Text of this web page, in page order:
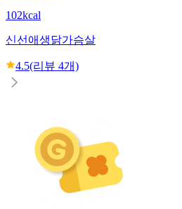
102kcal
신선애생닭가슴살
4.5(리뷰 4개)